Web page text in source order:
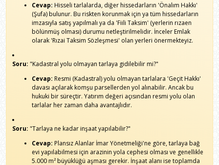
Cevap: Hisseli tarlalarda, diğer hissedarların 'Önalım Hakkı'
(Şufa) bulunur. Bu riskten korunmak için ya tüm hissedarların
imzasıyla satış yapılmalı ya da 'Fiili Taksim' (yerlerin rızaen
bölünmüş olması) durumu netleştirilmelidir. İnceler Emlak
olarak 'Rızai Taksim Sözleşmesi' olan yerleri önermekteyiz.
Soru: "Kadastral yolu olmayan tarlaya gidilebilir mi?"
Cevap: Resmi (Kadastral) yolu olmayan tarlalara 'Geçit Hakkı'
davası açılarak komşu parsellerden yol alınabilir. Ancak bu
hukuki bir süreçtir. Yatırım değeri açısından resmi yolu olan
tarlalar her zaman daha avantajlıdır.
Soru: "Tarlaya ne kadar inşaat yapılabilir?"
Cevap: Plansız Alanlar İmar Yönetmeliği'ne göre, tarlaya bağ
evi yapılabilmesi için arazinin yola cephesi olması ve genellikle
5.000 m² büyüklüğü aşması gerekir. İnşaat alanı ise toplamda